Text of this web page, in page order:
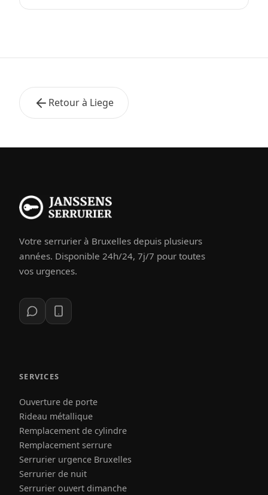
Retour à Liege
Votre serrurier à Bruxelles depuis plusieurs
années. Disponible 24h/24, 7j/7 pour toutes
vos urgences.
SERVICES
Ouverture de porte
Rideau métallique
Remplacement de cylindre
Remplacement serrure
Serrurier urgence Bruxelles
Serrurier de nuit
Serrurier ouvert dimanche